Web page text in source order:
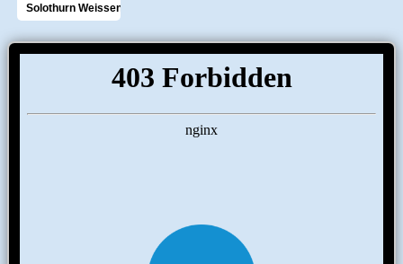
Solothurn Weissenstein